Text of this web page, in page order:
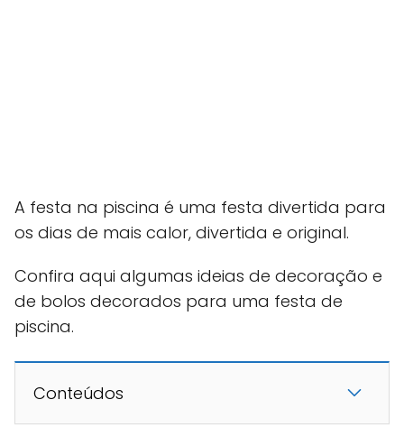
A festa na piscina é uma festa divertida para
os dias de mais calor, divertida e original.
Confira aqui algumas ideias de decoração e
de bolos decorados para uma festa de
piscina.
Conteúdos